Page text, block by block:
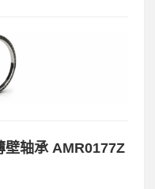
壁轴承 AMR0177Z